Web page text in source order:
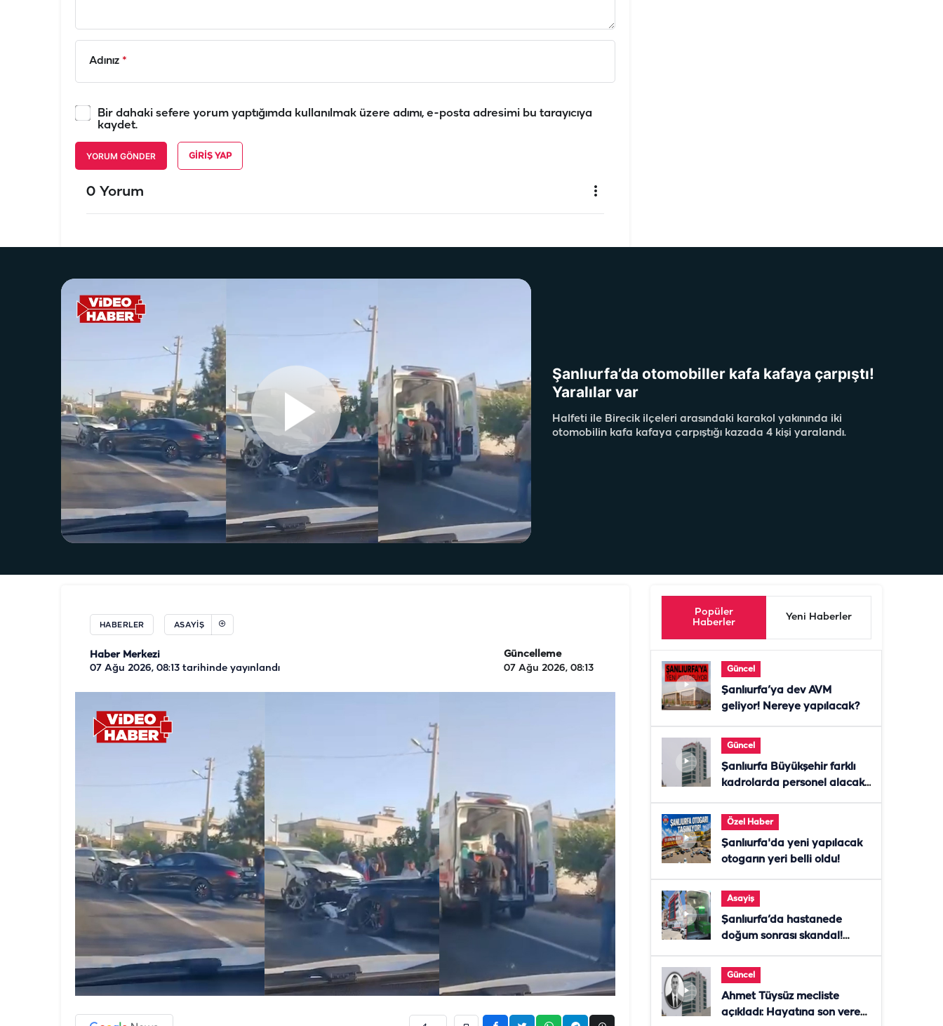
Adınız *
Bir dahaki sefere yorum yaptığımda kullanılmak üzere adımı, e-posta adresimi bu tarayıcıya
kaydet.
YORUM GÖNDER GIRIŞ YAP
0 Yorum
Şanlıurfa’da otomobiller kafa kafaya çarpıştı!
Yaralılar var
Halfeti ile Birecik ilçeleri arasındaki karakol yakınında iki
otomobilin kafa kafaya çarpıştığı kazada 4 kişi yaralandı.
HABERLER ASAYIŞ
Haber Merkezi
07 Ağu 2026, 08:13 tarihinde yayınlandı
Güncelleme
07 Ağu 2026, 08:13
Popüler
Haberler
Yeni Haberler
Güncel
Şanlıurfa’ya dev AVM
geliyor! Nereye yapılacak?
Güncel
Şanlıurfa Büyükşehir farklı
kadrolarda personel alacak!
Özel Haber
Şanlıurfa'da yeni yapılacak
otogarın yeri belli oldu!
Asayiş
Şanlıurfa’da hastanede
doğum sonrası skandal!
Güncel
Ahmet Tüysüz mecliste
açıkladı: Hayatına son veren